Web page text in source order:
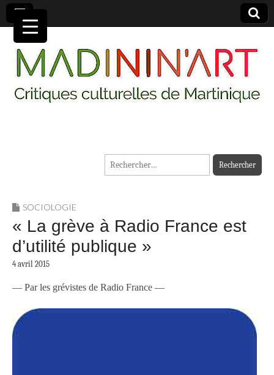
MADININ'ART
Rechercher :
SOCIOLOGIE
« La grève à Radio France est
d’utilité publique »
4 avril 2015
— Par les grévistes de Radio France —